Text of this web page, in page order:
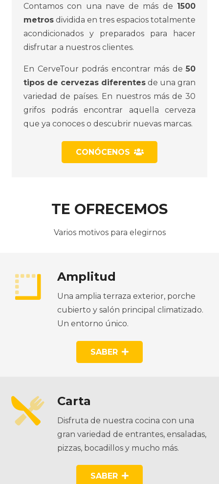
Contamos con una nave de más de 1500
metros dividida en tres espacios totalmente
acondicionados y preparados para hacer
disfrutar a nuestros clientes.
En CerveTour podrás encontrar más de 50
tipos de cervezas diferentes de una gran
variedad de países. En nuestros más de 30
grifos podrás encontrar aquella cerveza
que ya conoces o descubrir nuevas marcas.
CONÓCENOS
TE OFRECEMOS
Varios motivos para elegirnos
Amplitud
Una amplia terraza exterior, porche
cubierto y salón principal climatizado.
Un entorno único.
SABER
Carta
Disfruta de nuestra cocina con una
gran variedad de entrantes, ensaladas,
pizzas, bocadillos y mucho más.
SABER